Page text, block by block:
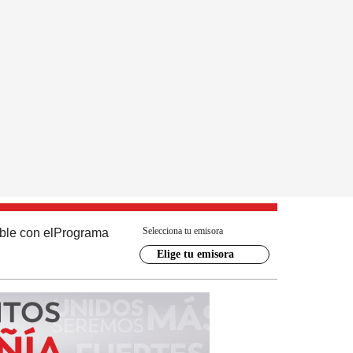
con el Programa Selecciona tu emisora
Elige tu emisora